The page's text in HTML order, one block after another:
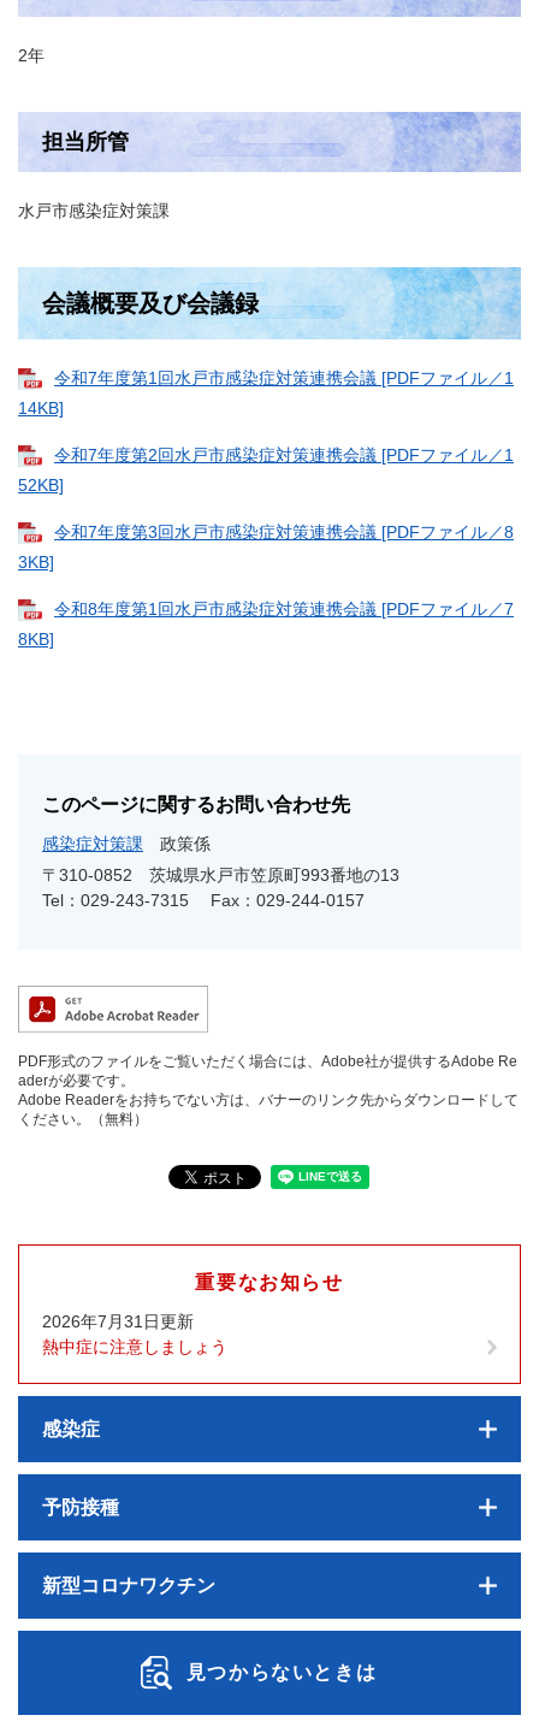
2年
担当所管
水戸市感染症対策課
会議概要及び会議録
令和7年度第1回水戸市感染症対策連携会議 [PDFファイル／1
14KB]
令和7年度第2回水戸市感染症対策連携会議 [PDFファイル／1
52KB]
令和7年度第3回水戸市感染症対策連携会議 [PDFファイル／8
3KB]
令和8年度第1回水戸市感染症対策連携会議 [PDFファイル／7
8KB]
このページに関するお問い合わせ先
感染症対策課
政策係
〒310-0852
茨城県水戸市笠原町993番地の13
Tel：029-243-7315
Fax：029-244-0157
PDF形式のファイルをご覧いただく場合には、Adobe社が提供するAdobe Re
aderが必要です。
Adobe Readerをお持ちでない方は、バナーのリンク先からダウンロードして
ください。（無料）
重要なお知らせ
2026年7月31日更新
熱中症に注意しましょう
感染症
予防接種
新型コロナワクチン
見つからないときは